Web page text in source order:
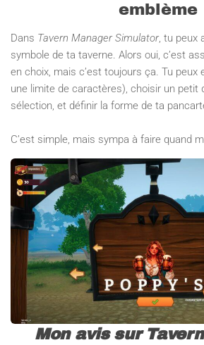
emblème
Dans Tavern Manager Simulator, tu peux
symbole de ta taverne. Alors oui, c’est
en choix, mais c’est toujours ça. Tu peux
une limite de caractères), choisir un petit
sélection, et définir la forme de ta
C’est simple, mais sympa à faire quand
Mon avis sur